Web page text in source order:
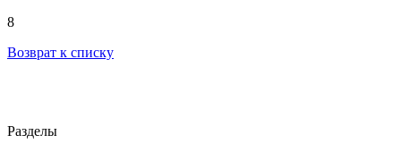
8
Возврат к списку
Разделы